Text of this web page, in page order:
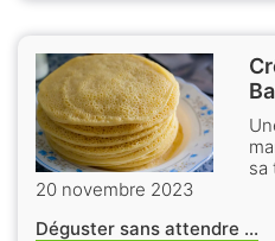
sa
20 novembre 2023
Déguster sans attendre ...